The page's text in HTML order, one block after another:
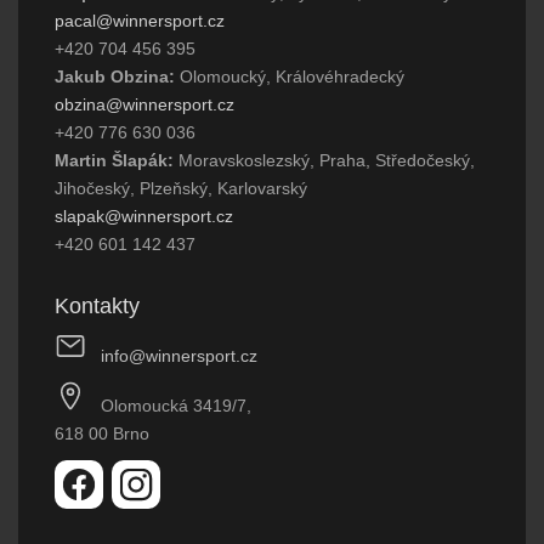
pacal@winnersport.cz
+420 704 456 395
Jakub Obzina: Olomoucký, Královéhradecký
obzina@winnersport.cz
+420 776 630 036
Martin Šlapák: Moravskoslezský, Praha, Středočeský,
Jihočeský, Plzeňský, Karlovarský
slapak@winnersport.cz
+420 601 142 437
Kontakty
info@winnersport.cz
Olomoucká 3419/7,
618 00 Brno